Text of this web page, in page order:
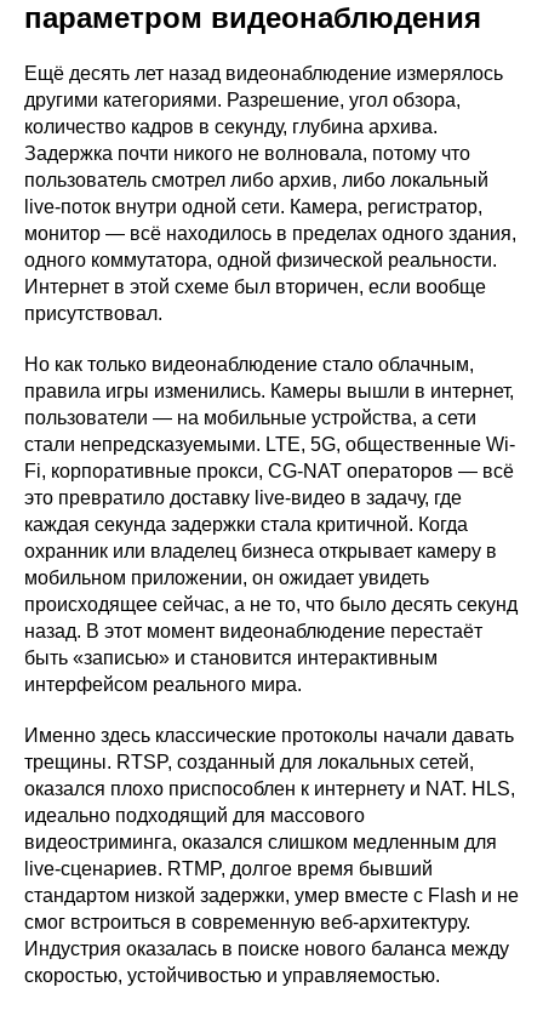
параметром видеонаблюдения
Ещё десять лет назад видеонаблюдение измерялось
другими категориями. Разрешение, угол обзора,
количество кадров в секунду, глубина архива.
Задержка почти никого не волновала, потому что
пользователь смотрел либо архив, либо локальный
live-поток внутри одной сети. Камера, регистратор,
монитор — всё находилось в пределах одного здания,
одного коммутатора, одной физической реальности.
Интернет в этой схеме был вторичен, если вообще
присутствовал.
Но как только видеонаблюдение стало облачным,
правила игры изменились. Камеры вышли в интернет,
пользователи — на мобильные устройства, а сети
стали непредсказуемыми. LTE, 5G, общественные Wi-
Fi, корпоративные прокси, CG-NAT операторов — всё
это превратило доставку live-видео в задачу, где
каждая секунда задержки стала критичной. Когда
охранник или владелец бизнеса открывает камеру в
мобильном приложении, он ожидает увидеть
происходящее сейчас, а не то, что было десять секунд
назад. В этот момент видеонаблюдение перестаёт
быть «записью» и становится интерактивным
интерфейсом реального мира.
Именно здесь классические протоколы начали давать
трещины. RTSP, созданный для локальных сетей,
оказался плохо приспособлен к интернету и NAT. HLS,
идеально подходящий для массового
видеостриминга, оказался слишком медленным для
live-сценариев. RTMP, долгое время бывший
стандартом низкой задержки, умер вместе с Flash и не
смог встроиться в современную веб-архитектуру.
Индустрия оказалась в поиске нового баланса между
скоростью, устойчивостью и управляемостью.